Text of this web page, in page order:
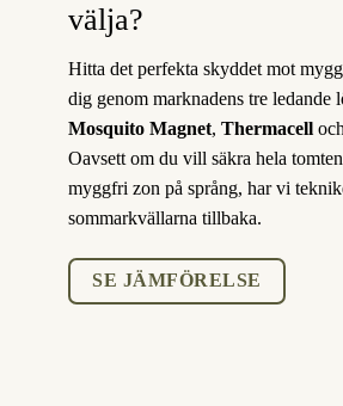
välja?
Hitta det perfekta skyddet mot
dig genom marknadens tre ledande
Mosquito Magnet, Thermacelloch
Oavsett om du vill säkra hela
myggfri zon på språng, har vi
sommarkvällarna tillbaka.
SE JÄMFÖRELSE